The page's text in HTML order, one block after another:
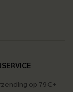
op 79€+